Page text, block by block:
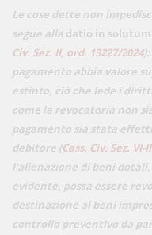
Le cose dette non
segue alla datio in solutum
Civ. Sez. II, ord. 13227/2024
pagamento abbia valore
estinto, ciò che lede i
come la revocatoria non
pagamento sia stata
debitore (Cass. Civ. Sez. VI-
l'alienazione di beni
evidente, possa essere
destinazione ai beni
controllo preventivo da